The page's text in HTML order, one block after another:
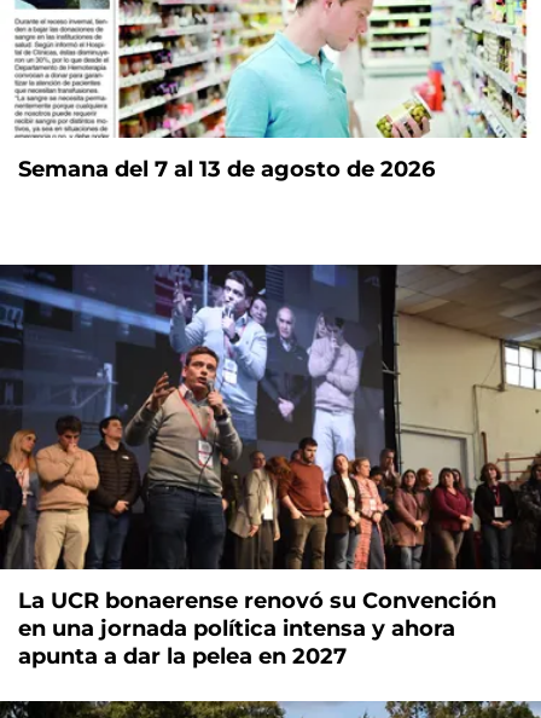
Semana del 7 al 13 de agosto de 2026
La UCR bonaerense renovó su Convención
en una jornada política intensa y ahora
apunta a dar la pelea en 2027